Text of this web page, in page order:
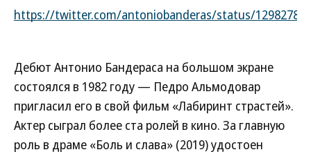
https://twitter.com/antoniobanderas/status/
Дебют Антонио Бандераса на большом экране
состоялся в 1982 году — Педро Альмодовар
пригласил его в свой фильм «Лабиринт страстей».
Актер сыграл более ста ролей в кино. За главную
роль в драме «Боль и слава» (2019) удостоен